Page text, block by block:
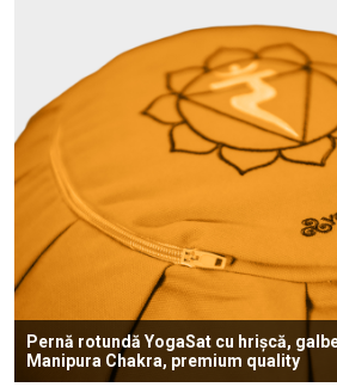
Pernă rotundă YogaSat cu hrișcă,
Manipura Chakra, premium quality